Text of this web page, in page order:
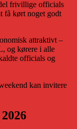
frivillige officials
få kørt noget godt
attraktivt –
og kørere i alle
officials og
kan invitere